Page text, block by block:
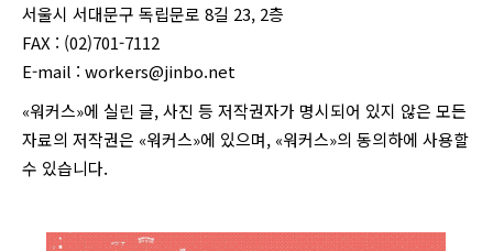
서울시 서대문구 독립문로 8길 23, 2층
FAX : (02)701-7112
E-mail : workers@jinbo.net
«워커스»에 실린 글, 사진 등 저작권자가 명시되어 있지 않은 모든
자료의 저작권은 «워커스»에 있으며, «워커스»의 동의하에 사용할
수 있습니다.